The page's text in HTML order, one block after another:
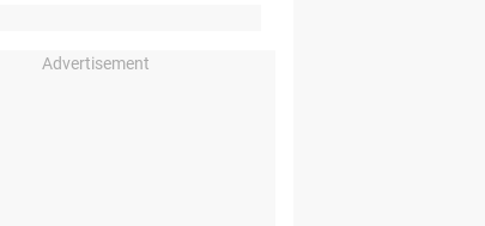
Advertisement